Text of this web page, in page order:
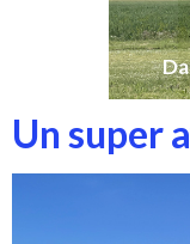
Un super